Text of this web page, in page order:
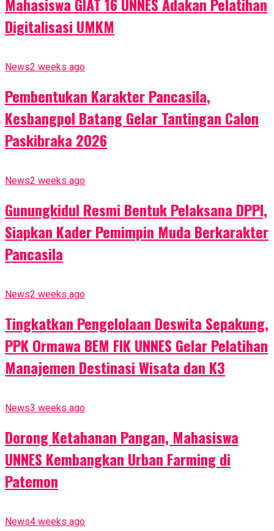
Mahasiswa GIAT 16 UNNES Adakan Pelatihan
Digitalisasi UMKM
News2 weeks ago
Pembentukan Karakter Pancasila,
Kesbangpol Batang Gelar Tantingan Calon
Paskibraka 2026
News2 weeks ago
Gunungkidul Resmi Bentuk Pelaksana DPPI,
Siapkan Kader Pemimpin Muda Berkarakter
Pancasila
News2 weeks ago
Tingkatkan Pengelolaan Deswita Sepakung,
PPK Ormawa BEM FIK UNNES Gelar Pelatihan
Manajemen Destinasi Wisata dan K3
News3 weeks ago
Dorong Ketahanan Pangan, Mahasiswa
UNNES Kembangkan Urban Farming di
Patemon
News4 weeks ago